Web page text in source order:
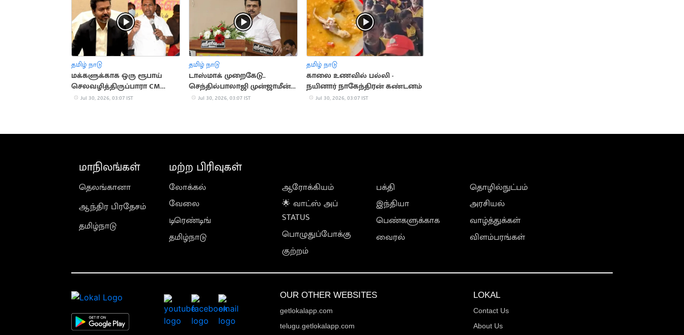
தமிழ் நாடு
மக்களுக்காக ஒரு ரூபாய்
செலவழித்திருப்பாரா CM
விஜய்: அனிதா
Jul 30, 2026, 03:07 IST
தமிழ் நாடு
டாஸ்மாக் முறைகேடு..
செந்தில்பாலாஜி முன்ஜாமீன்
மனுJul 30, 2026, 03:07 IST
தமிழ் நாடு
காலை உணவில் பல்லி -
நயினார் நாகேந்திரன் கண்டனம்
Jul 30, 2026, 03:07 IST
மாநிலங்கள்
தெலங்கானா
ஆந்திர பிரதேசம்
தமிழ்நாடு
மற்ற பிரிவுகள்
லோக்கல்
வேலை
டிரெண்டிங்
தமிழ்நாடு
ஆரோக்கியம்
🌟 வாட்ஸ் அப்
STATUS
பொழுதுப்போக்கு
குற்றம்
பக்தி
இந்தியா
பெண்களுக்காக
வைரல்
தொழில்நுட்பம்
அரசியல்
வாழ்த்துக்கள்
விளம்பரங்கள்
OUR OTHER WEBSITES
getlokalapp.com
telugu.getlokalapp.com
LOKAL
Contact Us
About Us